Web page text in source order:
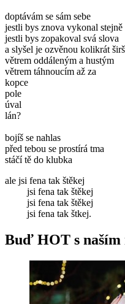
doptávám se sám sebe
jestli bys znova vykonal stejně
jestli bys zopakoval svá slova
a slyšel je ozvěnou kolikrát
větrem oddáleným a hustým
větrem táhnoucím až za
kopce
pole
úval
lán?
bojíš se nahlas
před tebou se prostírá tma
stáčí tě do klubka
ale jsi fena tak štěkej
jsi fena tak štěkej
jsi fena tak štěkej
jsi fena tak štkej.
Buď HOT s naším